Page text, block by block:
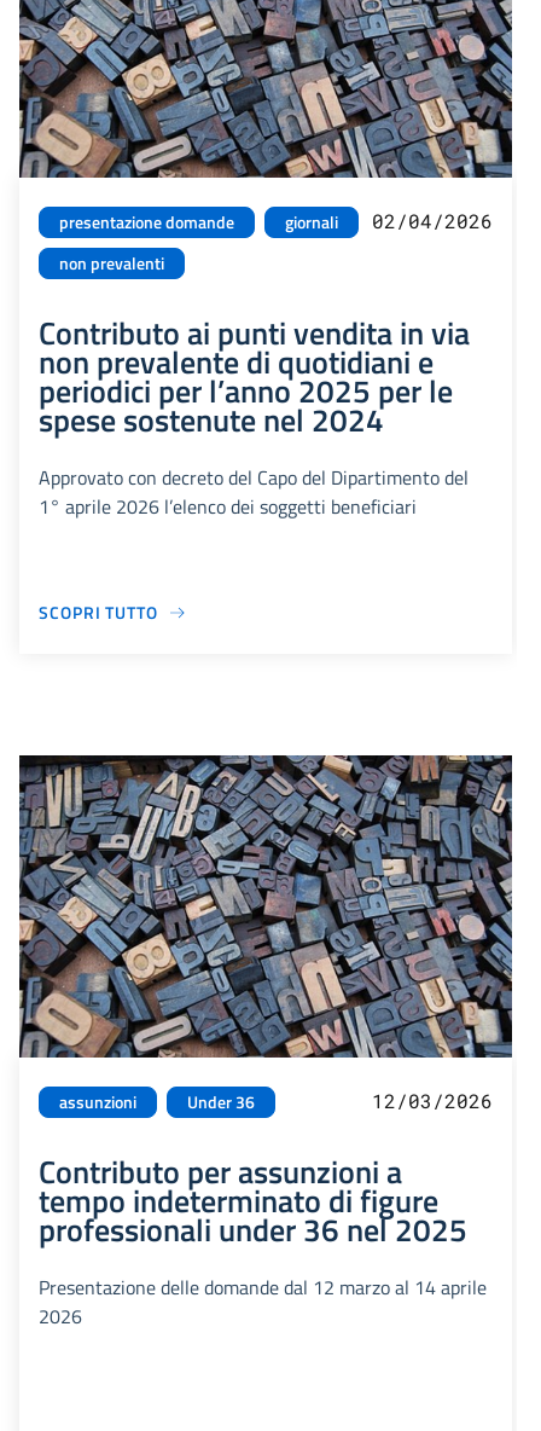
presentazione domande
giornali
non prevalenti
02/04/2026
Contributo ai punti vendita in via
non prevalente di quotidiani e
periodici per l’anno 2025 per le
spese sostenute nel 2024
Approvato con decreto del Capo del Dipartimento del
1° aprile 2026 l’elenco dei soggetti beneficiari
SCOPRI TUTTO
assunzioni Under 36 12/03/2026
Contributo per assunzioni a
tempo indeterminato di figure
professionali under 36 nel 2025
Presentazione delle domande dal 12 marzo al 14 aprile
2026